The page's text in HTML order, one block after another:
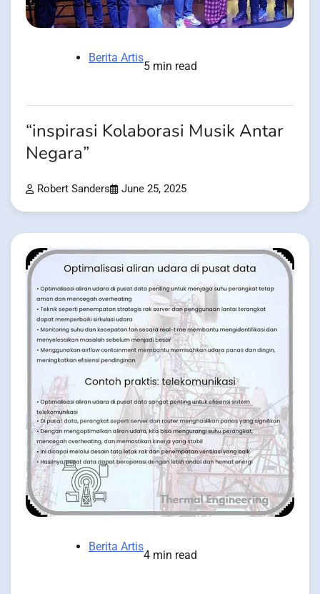
Berita Artis
5 min read
“inspirasi Kolaborasi Musik Antar
Negara”
Robert Sanders June 25, 2025
Berita Artis
4 min read